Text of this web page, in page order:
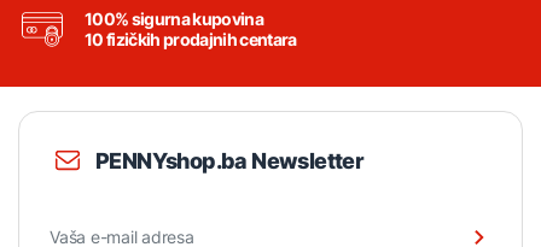
100% sigurna kupovina
10 fizičkih prodajnih centara
PENNYshop.ba Newsletter